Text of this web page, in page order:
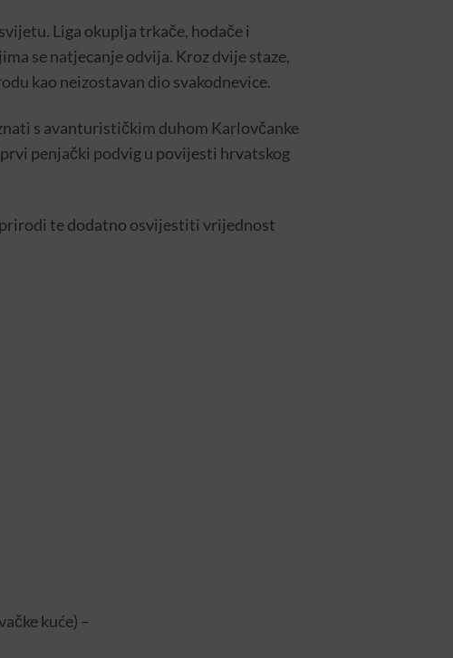
Liga okuplja trkače, hodače i
se natjecanje odvija. Kroz dvije staze,
kao neizostavan dio svakodnevice.
s avanturističkim duhom Karlovčanke
penjački podvig u povijesti hrvatskog
te dodatno osvijestiti vrijednost
kuće) –